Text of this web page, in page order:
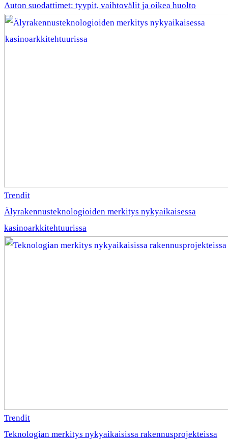
Auton suodattimet: tyypit, vaihtovälit ja oikea huolto
Trendit
Älyrakennusteknologioiden merkitys nykyaikaisessa
kasinoarkkitehtuurissa
Trendit
Teknologian merkitys nykyaikaisissa rakennusprojekteissa